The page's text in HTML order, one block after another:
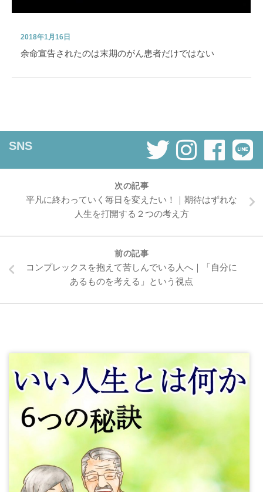
2018年1月16日
余命宣告されたのは末期のがん患者だけではない
SNS
次の記事
平凡に終わっていく毎日を変えたい！｜期待はずれな
人生を打開する２つの考え方
前の記事
コンプレックスを抱えて苦しんでいる人へ｜「自分に
あるものを考える」という視点